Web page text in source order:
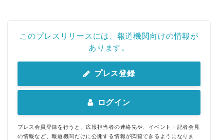
このプレスリリースには、報道機関向けの情報が
あります。
プレス登録
ログイン
プレス会員登録を行うと、広報担当者の連絡先や、イベント・記者会見
の情報など、報道機関だけに公開する情報が閲覧できるようになりま